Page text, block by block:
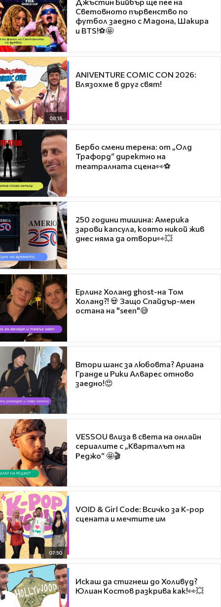
Световното първенство по
футбол заедно с Мадона, Шакира
и BTS!⚽🤩
08:16
ANIVENTURE COMIC CON 2026:
Влязохме в друг свят!
Бербо смени терена: от „Олд
Трафорд“ директно на
театралната сцена👀⚽
250 години тишина: Америка
зарови капсула, която никой жив
днес няма да отвори👀💥
Ерлинг Холанд ghost-на Том
Холанд?! 💀 Защо Спайдър-мен
остана на "seen"😅
Втори шанс за любовта? Ариана
Гранде и Рики Алварес отново
заедно!😍
VESSOU влиза в света на онлайн
сериалите с „Кварталът на
Реджо“ 🤩🎬
07:50
VOID & Girl Code: Всичко за K-pop
сцената и мечтите им
Искаш да стигнеш до Холивуд?
Юлиан Костов разкрива как!👀💥